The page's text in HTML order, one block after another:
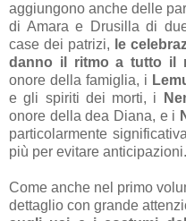
aggiungono anche delle
di Amara e Drusilla di
case dei patrizi, le
danno il ritmo a tutto il
onore della famiglia, i
e gli spiriti dei morti, i
onore della dea Diana, e i
particolarmente
più per evitare anticipazioni.
Come anche nel primo
dettaglio con grande